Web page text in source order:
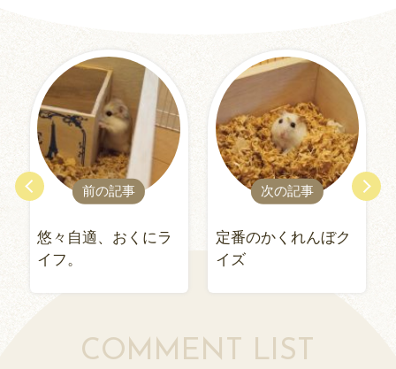
前の記事
悠々自適、おくにラ
イフ。
次の記事
定番のかくれんぼク
イズ
COMMENT LIST